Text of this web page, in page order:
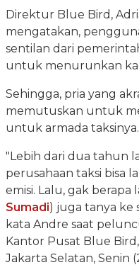
Direktur Blue Bird,
mengatakan,
sentilan dari
untuk menurunkan
Sehingga, pria yang
memutuskan untuk
untuk armada taksinya.
"Lebih dari dua tahun
perusahaan taksi bisa
emisi. Lalu, gak berapa
Sumadi) juga tanya ke
kata Andre saat
Kantor Pusat Blue
Jakarta Selatan, Senin